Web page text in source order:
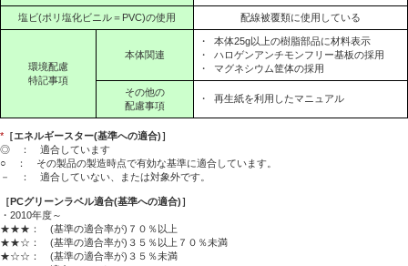
塩ビ(ポリ塩化ビニル＝PVC)の使用 配線被覆類に使用している
環境配慮
特記事項
本体関連
・
本体25g以上の樹脂部品に材料表示
・
ハロゲンアンチモンフリー基板の採用
・
マグネシウム筐体の採用
その他の
配慮事項
・ 再生紙を利用したマニュアル
* ［エネルギースター(基準への適合)］
◎ ： 適合しています
○ ： その製品の製造時点で有効な基準に適合しています。
－ ： 適合していない、または対象外です。
［PCグリーンラベル適合(基準への適合)］
・2010年度～
★★★： (基準の適合率が)７０％以上
★★☆： (基準の適合率が)３５％以上７０％未満
★☆☆： (基準の適合率が)３５％未満